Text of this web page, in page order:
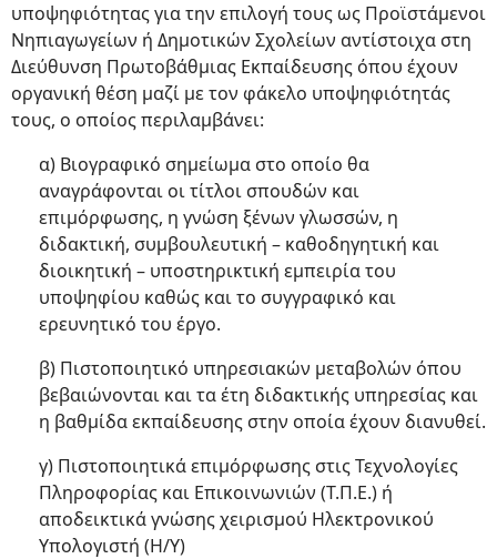
υποψηφιότητας για την επιλογή τους ως Προϊστάμενοι
Νηπιαγωγείων ή Δημοτικών Σχολείων αντίστοιχα στη
Διεύθυνση Πρωτοβάθμιας Εκπαίδευσης όπου έχουν
οργανική θέση μαζί με τον φάκελο υποψηφιότητάς
τους, ο οποίος περιλαμβάνει:
α) Βιογραφικό σημείωμα στο οποίο θα
αναγράφονται οι τίτλοι σπουδών και
επιμόρφωσης, η γνώση ξένων γλωσσών, η
διδακτική, συμβουλευτική – καθοδηγητική και
διοικητική – υποστηρικτική εμπειρία του
υποψηφίου καθώς και το συγγραφικό και
ερευνητικό του έργο.
β) Πιστοποιητικό υπηρεσιακών μεταβολών όπου
βεβαιώνονται και τα έτη διδακτικής υπηρεσίας και
η βαθμίδα εκπαίδευσης στην οποία έχουν διανυθεί.
γ) Πιστοποιητικά επιμόρφωσης στις Τεχνολογίες
Πληροφορίας και Επικοινωνιών (Τ.Π.Ε.) ή
αποδεικτικά γνώσης χειρισμού Ηλεκτρονικού
Υπολογιστή (Η/Υ)